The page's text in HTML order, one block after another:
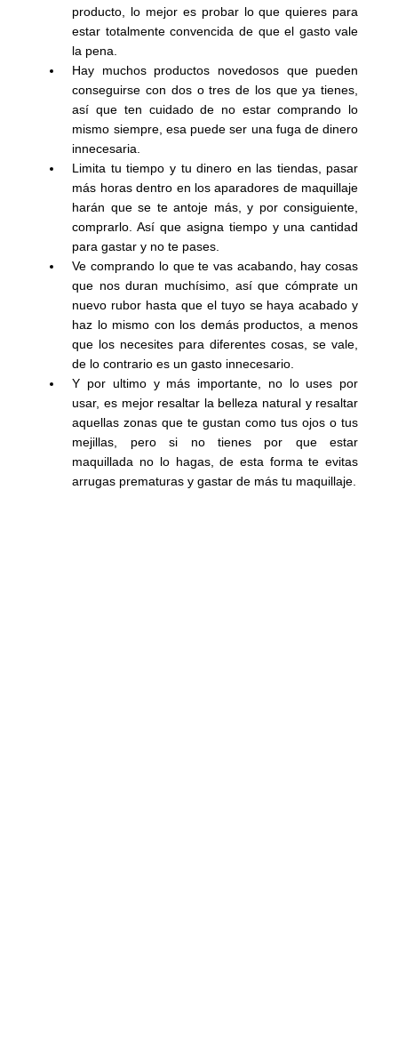
producto, lo mejor es probar lo que quieres para
estar totalmente convencida de que el gasto vale
la pena.
Hay muchos productos novedosos que pueden
conseguirse con dos o tres de los que ya tienes,
así que ten cuidado de no estar comprando lo
mismo siempre, esa puede ser una fuga de dinero
innecesaria.
Limita tu tiempo y tu dinero en las tiendas, pasar
más horas dentro en los aparadores de maquillaje
harán que se te antoje más, y por consiguiente,
comprarlo. Así que asigna tiempo y una cantidad
para gastar y no te pases.
Ve comprando lo que te vas acabando, hay cosas
que nos duran muchísimo, así que cómprate un
nuevo rubor hasta que el tuyo se haya acabado y
haz lo mismo con los demás productos, a menos
que los necesites para diferentes cosas, se vale,
de lo contrario es un gasto innecesario.
Y por ultimo y más importante, no lo uses por
usar, es mejor resaltar la belleza natural y resaltar
aquellas zonas que te gustan como tus ojos o tus
mejillas, pero si no tienes por que estar
maquillada no lo hagas, de esta forma te evitas
arrugas prematuras y gastar de más tu maquillaje.